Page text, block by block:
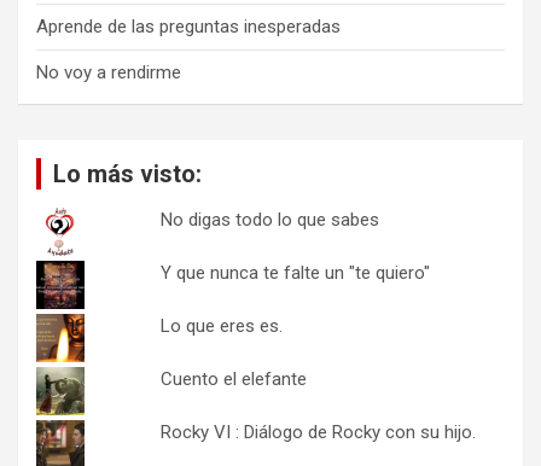
Aprende de las preguntas inesperadas
No voy a rendirme
Lo más visto:
No digas todo lo que sabes
Y que nunca te falte un "te quiero"
Lo que eres es.
Cuento el elefante
Rocky VI : Diálogo de Rocky con su hijo.